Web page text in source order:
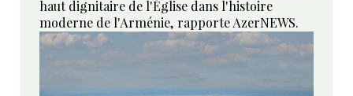
haut dignitaire de l'Église dans l'histoire
moderne de l'Arménie, rapporte AzerNEWS.